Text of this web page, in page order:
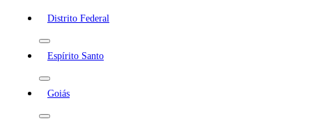
Distrito Federal
Espírito Santo
Goiás